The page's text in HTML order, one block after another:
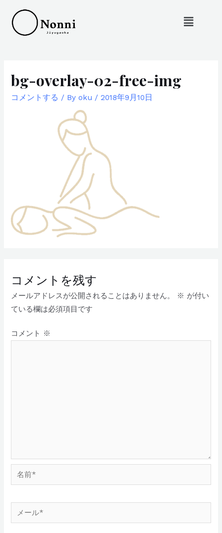
bg-overlay-02-free-img
コメントする / Byoku /2018年9月10日
コメントを残す
メールアドレスが公開されることはありません。 ※ が付い
ている欄は必須項目です
コメント ※